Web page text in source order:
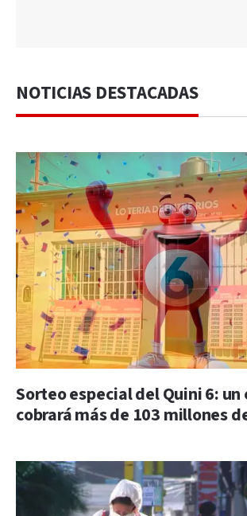
NOTICIAS DESTACADAS
Sorteo especial del Quini 6:
cobrará más de 103 millones